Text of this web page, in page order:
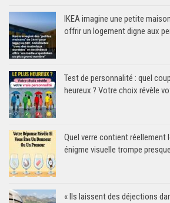
IKEA imagine une petite
offrir un logement digne aux
Test de personnalité : quel
heureux ? Votre choix révèle
Quel verre contient réellement
énigme visuelle trompe
« Ils laissent des déjections